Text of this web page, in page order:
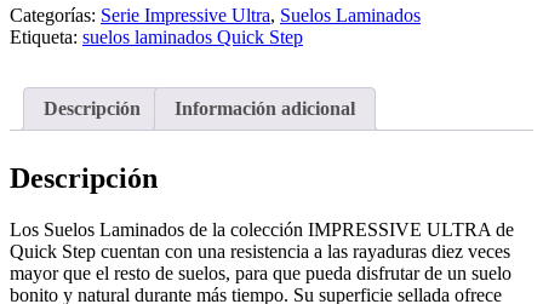
Categorías: Serie Impressive Ultra, Suelos Laminados
Etiqueta: suelos laminados Quick Step
Descripción Información adicional
Descripción
Los Suelos Laminados de la colección IMPRESSIVE ULTRA de
Quick Step cuentan con una resistencia a las rayaduras diez veces
mayor que el resto de suelos, para que pueda disfrutar de un suelo
bonito y natural durante más tiempo. Su superficie sellada ofrece